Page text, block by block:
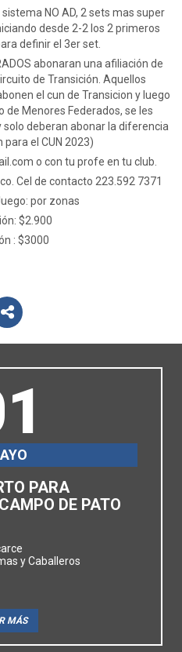
sistema NO AD, 2 sets mas super
desde 2-2 los 2 primeros
definir el 3er set.
abonaran una afiliación de
de Transición. Aquellos
el cun de Transicion y luego
de Menores Federados, se les
deberan abonar la diferencia
el CUN 2023)
o con tu profe en tu club.
Cel de contacto 223.592 7371
por zonas
$2.900
: $3000
PARA
DE PATO
y Caballeros
MÁS